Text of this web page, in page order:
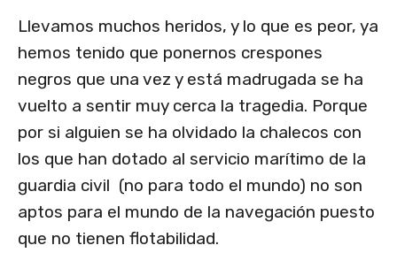
Llevamos muchos heridos, y lo que es peor, ya
hemos tenido que ponernos crespones
negros que una vez y está madrugada se ha
vuelto a sentir muy cerca la tragedia. Porque
por si alguien se ha olvidado la chalecos con
los que han dotado al servicio marítimo de la
guardia civil (no para todo el mundo) no son
aptos para el mundo de la navegación puesto
que no tienen flotabilidad.